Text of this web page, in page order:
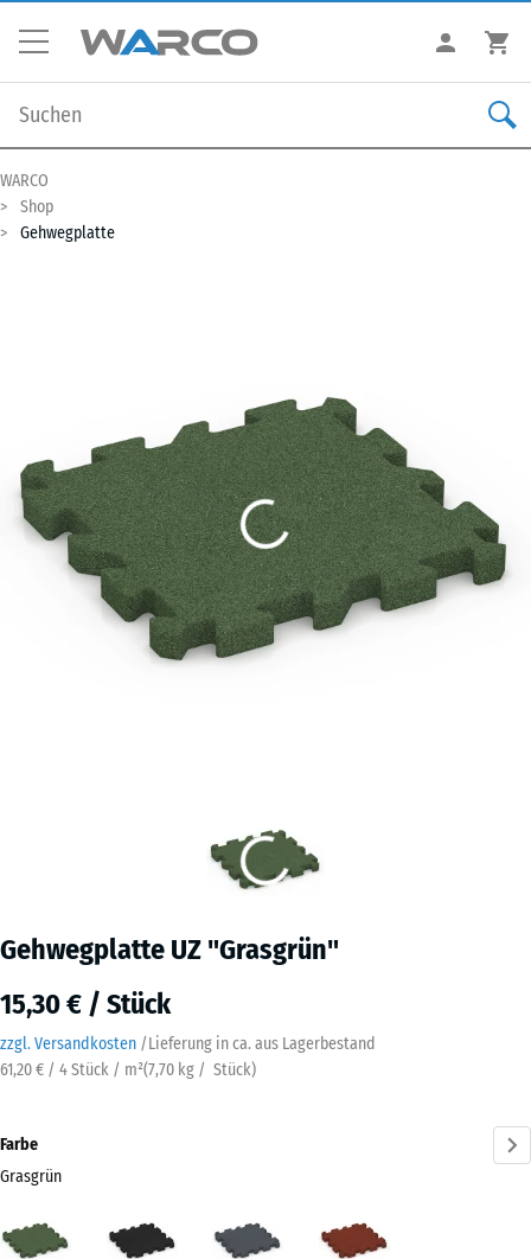
WARCO
Shop
Gehwegplatte
Gehwegplatte UZ "Grasgrün"
15,30 € / Stück
zzgl. Versandkosten /Lieferung in ca. aus Lagerbestand
61,20 € / 4 Stück / m²(7,70 kg / Stück)
Farbe
Grasgrün
(active)
Schiefergrau